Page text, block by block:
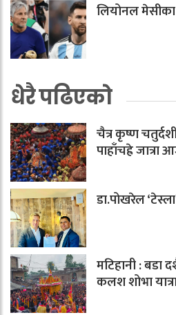
लियोनल
धेरै पढिएको
चैत्र कृष्ण
पाहाँचह्रे
डा.पोखरेल
मटिहानी : बडा
कलश शोभा